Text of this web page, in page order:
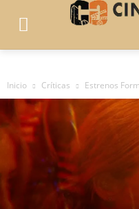
Inicio Críticas Estrenos